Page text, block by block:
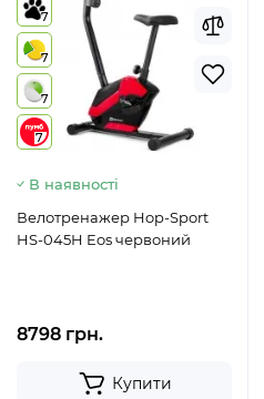
7
7
7
7
В наявності
Велотренажер Hop-Sport
HS-045H Eos червоний
8798 грн.
Купити